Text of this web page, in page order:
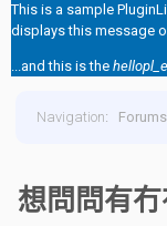
This is a sample
displays this message
...and this is the
Navigation: Forums
想問問有